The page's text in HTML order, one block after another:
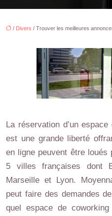
/ Divers / Trouver les meilleures
La réservation d’un espace
est une grande liberté
en ligne peuvent être loués
5 villes françaises dont
Marseille et Lyon.
peut faire des demandes
quel espace de